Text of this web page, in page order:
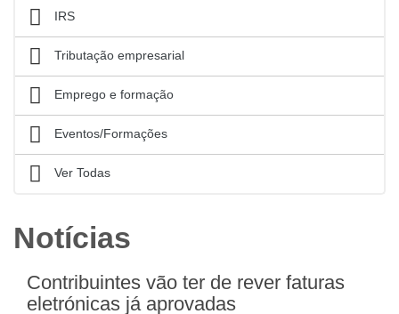
IRS
Tributação empresarial
Emprego e formação
Eventos/Formações
Ver Todas
Notícias
Contribuintes vão ter de rever faturas
eletrónicas já aprovadas